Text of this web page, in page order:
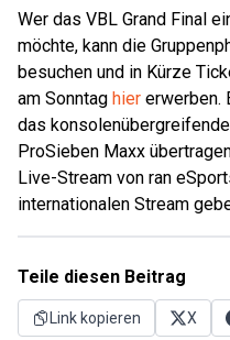
Wer das VBL Grand Final
möchte, kann die
besuchen und in Kürze
am Sonntag hier erwerben.
das
ProSieben Maxx
Live-Stream von ran
internationalen Stream
Teile diesen Beitrag
Link kopieren X